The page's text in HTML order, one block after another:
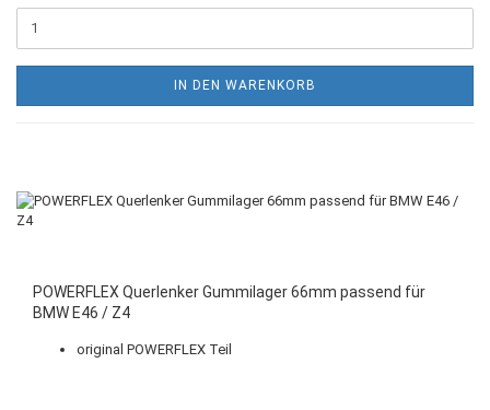
IN DEN WARENKORB
POWERFLEX Querlenker Gummilager 66mm passend für
BMW E46 / Z4
original POWERFLEX Teil